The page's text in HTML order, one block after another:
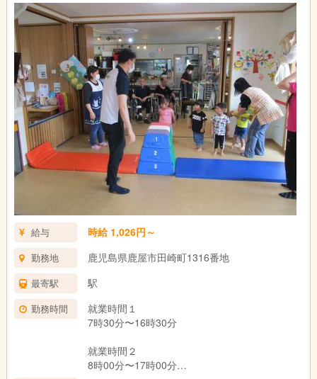
給与 時給 1,026円～
勤務地 鹿児島県鹿屋市田崎町1316番地
最寄駅 駅
勤務時間
就業時間１
7時30分〜16時30分
就業時間２
8時00分〜17時00分